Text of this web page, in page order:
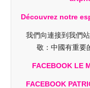
Découvrez notre
我們向連接到我們
敬：中國有重要
FACEBOOK LE
FACEBOOK